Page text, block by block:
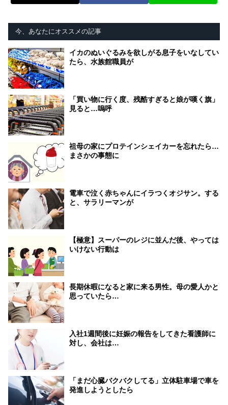
今、あなたにオススメの記事
イカのぬいぐるみを欲しがる息子をいなしてい
たら、水族館職員が
「買い物に行く度、残酷すぎると娘が嘆く旗」
見ると…嗚呼
祖母の家にプロテインシェイカーを忘れたら…
まさかの事態に
電車で泣く赤ちゃんにイラつくオジサン。する
と、サラリーマンが
【極意】スーパーのレジに並んだ後、やっては
いけない行動は
長期休暇になると家に来る男性。母の愛人かと
思っていたら…
入社1週間後に妊娠の報告をしてきた看護師に
対し、会社は…
「まだ心臓バクバクしてる」立体駐車場で車を
発進しようとしたら